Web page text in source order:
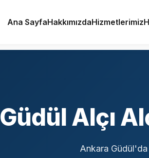
Ana SayfaHakkımızdaHizmetlerimiz
Güdül Alçı
Ankara Güdül'da